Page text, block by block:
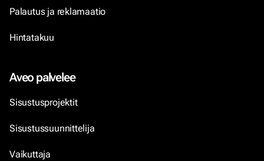
Palautus ja reklamaatio
Hintatakuu
Aveo palvelee
Sisustusprojektit
Sisustussuunnittelija
Vaikuttaja